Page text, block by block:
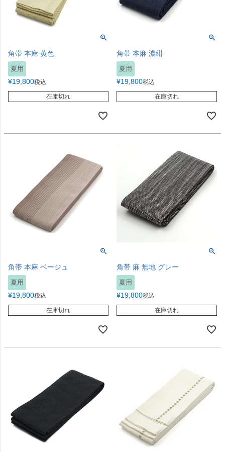
角帯 本麻 黄色
夏用
¥19,800税込
在庫切れ
角帯 本麻 濃紺
夏用
¥19,800税込
在庫切れ
角帯 本麻 ベージュ
夏用
¥19,800税込
在庫切れ
角帯 麻 無地 グレー
夏用
¥19,800税込
在庫切れ